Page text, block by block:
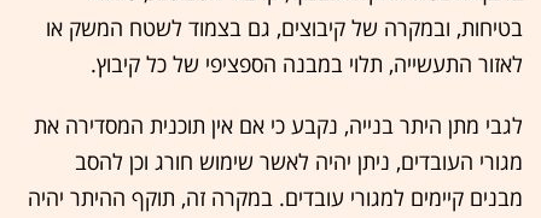
בטיחות, ובמקרה של קיבוצים, גם בצמוד לשטח המשק או
לאזור התעשייה, תלוי במבנה הספציפי של כל קיבוץ.
לגבי מתן היתר בנייה, נקבע כי אם אין תוכנית המסדירה את
מגורי העובדים, ניתן יהיה לאשר שימוש חורג וכן להסב
מבנים קיימים למגורי עובדים. במקרה זה, תוקף ההיתר יהיה